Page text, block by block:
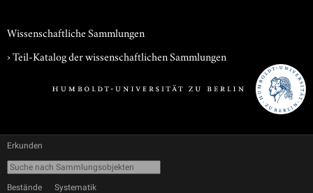
Wissenschaftliche Sammlungen
› Teil-Katalog der wissenschaftlichen Sammlungen
Erkunden
Bestände Systematik